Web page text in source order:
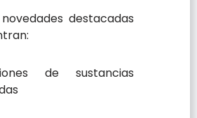
destacadas
de sustancias